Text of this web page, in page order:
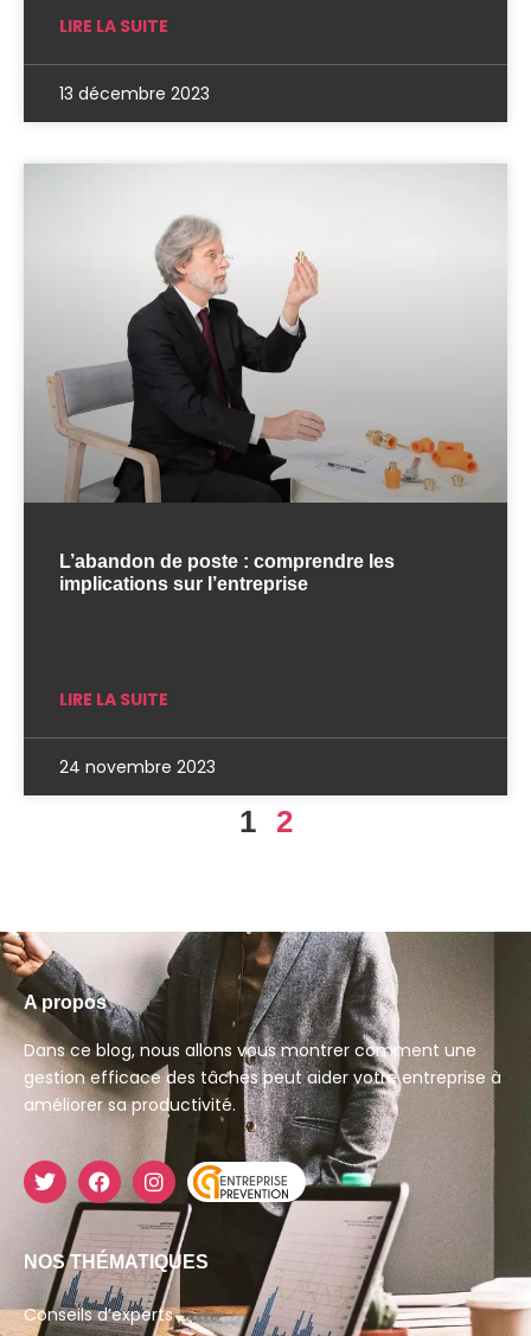
LIRE LA SUITE
13 décembre 2023
L’abandon de poste : comprendre les
implications sur l’entreprise
LIRE LA SUITE
24 novembre 2023
1 2
A propos
Dans ce blog, nous allons vous montrer comment une
gestion efficace des tâches peut aider votre entreprise à
améliorer sa productivité.
NOS THÉMATIQUES
Conseils d’experts